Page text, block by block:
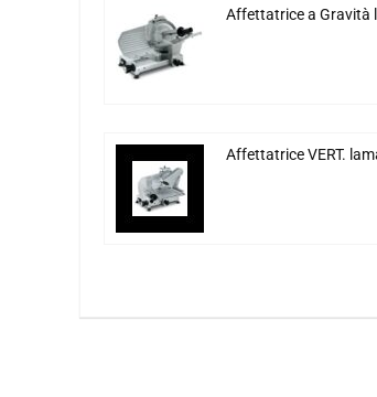
Affettatrice a Gravità
Affettatrice VERT.